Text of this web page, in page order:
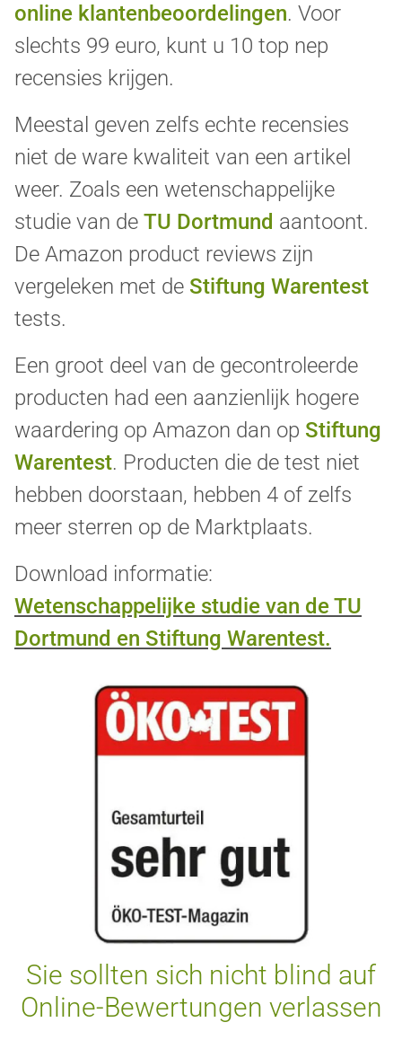
online klantenbeoordelingen. Voor
slechts 99 euro, kunt u 10 top nep
recensies krijgen.
Meestal geven zelfs echte recensies
niet de ware kwaliteit van een artikel
weer. Zoals een wetenschappelijke
studie van de TU Dortmund aantoont.
De Amazon product reviews zijn
vergeleken met de Stiftung Warentest
tests.
Een groot deel van de gecontroleerde
producten had een aanzienlijk hogere
waardering op Amazon dan op Stiftung
Warentest. Producten die de test niet
hebben doorstaan, hebben 4 of zelfs
meer sterren op de Marktplaats.
Download informatie:
Wetenschappelijke studie van de TU
Dortmund en Stiftung Warentest.
Sie sollten sich nicht blind auf
Online-Bewertungen verlassen